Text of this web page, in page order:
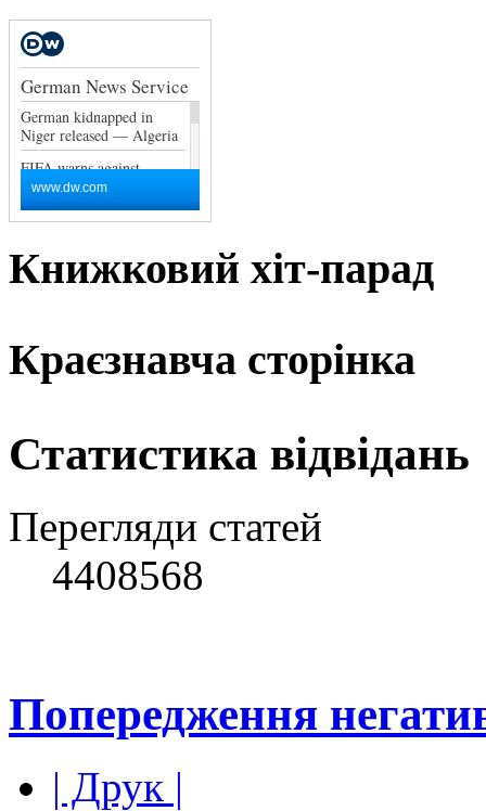
Книжковий хіт-парад
Краєзнавча сторінка
Статистика відвідань
Перегляди статей
4408568
Попередження
| Друк |